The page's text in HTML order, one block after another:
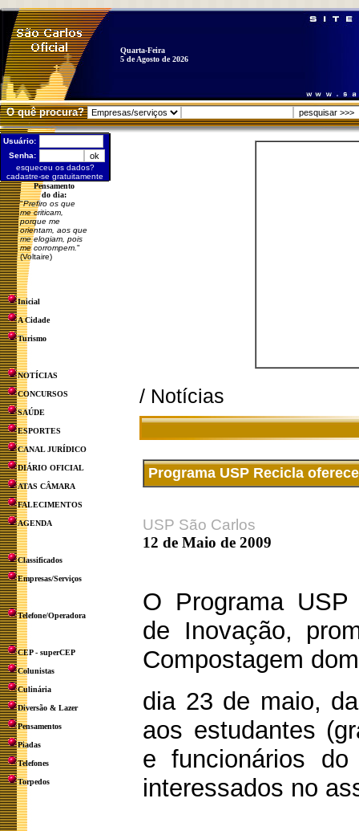
Quarta-Feira
5 de Agosto de 2026
O quê procura?
Usuário:
Senha:
esqueceu os dados?
cadastre-se gratuitamente
Pensamento
do dia:
"Prefiro os que
me criticam,
porque me
orientam, aos que
me elogiam, pois
me corrompem. "
(Voltaire)
Inicial
A Cidade
Turismo
NOTÍCIAS
CONCURSOS
SAÚDE
ESPORTES
CANAL JURÍDICO
DIÁRIO OFICIAL
ATAS CÂMARA
FALECIMENTOS
AGENDA
Classificados
Empresas/Serviços
Telefone/Operadora
CEP - superCEP
Colunistas
Culinária
Diversão & Lazer
Pensamentos
Piadas
Telefones
Torpedos
/ Notícias
Programa USP Recicla
USP São Carlos
12 de Maio de 2009
O Programa
de Inovação,
Compostagem
dia 23 de maio,
aos estudantes
e funcionários
interessados no